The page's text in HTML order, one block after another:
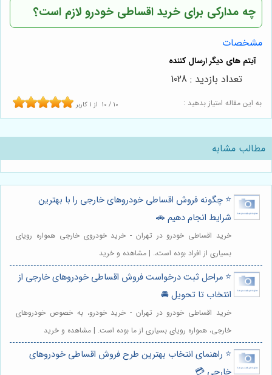
چه مدارکی برای خرید اقساطی خودرو لازم است؟
مشخصات
به این مقاله امتیاز بدهید : 10 / 10 از 1 کاربر
تعداد بازدید : 1028
مطالب مشابه
⭐️ چگونه فروش اقساطی خودروهای خارجی را با بهترین
شرایط انجام دهیم 🚗
خرید اقساطی خودرو در تهران - خرید خودروی خارجی همواره رویای
بسیاری از افراد بوده است،. | مشاهده و خرید
⭐️ مراحل ثبت درخواست فروش اقساطی خودروهای خارجی از
انتخاب تا تحویل 🚘
خرید اقساطی خودرو در تهران - خرید خودرو، به خصوص خودروهای
خارجی، همواره رویای بسیاری از ما بوده است. | مشاهده و خرید
⭐️ راهنمای انتخاب بهترین طرح فروش اقساطی خودروهای
خارجی 💳